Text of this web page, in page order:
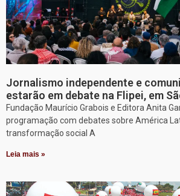
Jornalismo independente e
estarão em debate na Flipei, em
Fundação Maurício Grabois e Editora Anita
programação com debates sobre América
transformação social A
Leia mais »